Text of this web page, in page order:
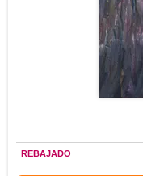
REBAJADO